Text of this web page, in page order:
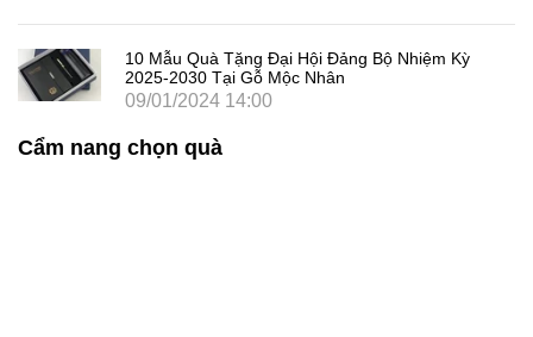
10 Mẫu Quà Tặng Đại Hội Đảng Bộ Nhiệm Kỳ
2025-2030 Tại Gỗ Mộc Nhân
09/01/2024 14:00
Cẩm nang chọn quà